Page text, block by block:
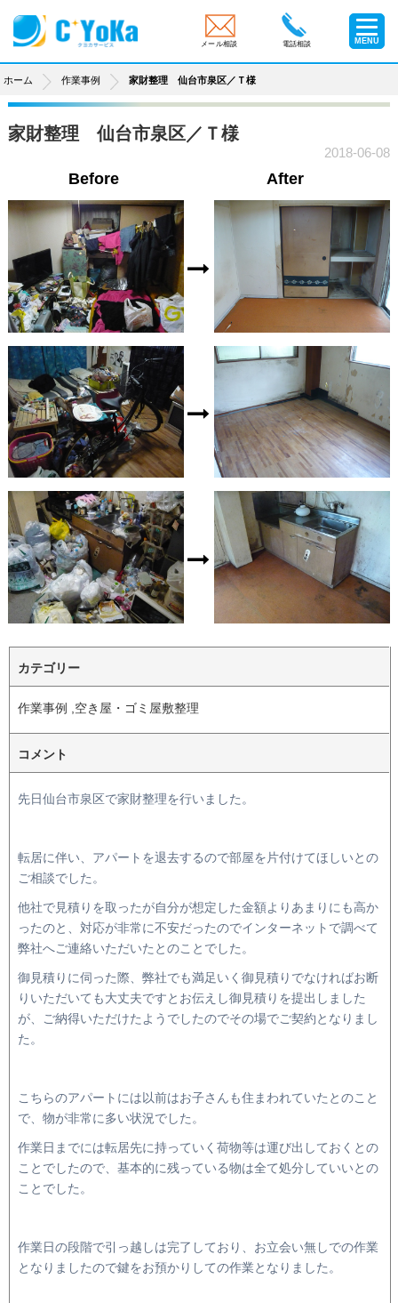
メール相談 電話相談 MENU
ホーム 作業事例 家財整理 仙台市泉区／Ｔ様
家財整理 仙台市泉区／Ｔ様
2018-06-08
Before After
カテゴリー
作業事例 ,空き屋・ゴミ屋敷整理
コメント
先日仙台市泉区で家財整理を行いました。
転居に伴い、アパートを退去するので部屋を片付けてほしいとの
ご相談でした。
他社で見積りを取ったが自分が想定した金額よりあまりにも高か
ったのと、対応が非常に不安だったのでインターネットで調べて
弊社へご連絡いただいたとのことでした。
御見積りに伺った際、弊社でも満足いく御見積りでなければお断
りいただいても大丈夫ですとお伝えし御見積りを提出しました
が、ご納得いただけたようでしたのでその場でご契約となりまし
た。
こちらのアパートには以前はお子さんも住まわれていたとのこと
で、物が非常に多い状況でした。
作業日までには転居先に持っていく荷物等は運び出しておくとの
ことでしたので、基本的に残っている物は全て処分していいとの
ことでした。
作業日の段階で引っ越しは完了しており、お立会い無しでの作業
となりましたので鍵をお預かりしての作業となりました。